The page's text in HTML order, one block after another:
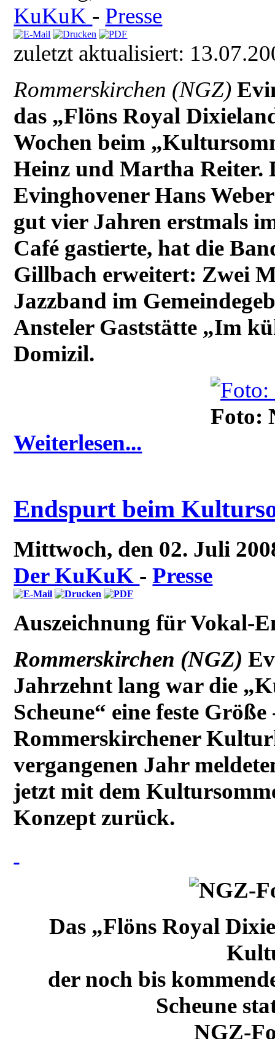
KuKuK - Presse
zuletzt aktualisiert:
Rommerskirchen (NGZ)
das „Flöns Royal
Wochen beim
Heinz und Martha Reiter.
Evinghovener Hans
gut vier Jahren erstmals
Café gastierte, hat die
Gillbach erweitert: Zwei
Jazzband im
Ansteler Gaststätte „Im
Domizil.
Foto:
Weiterlesen...
Endspurt beim
Mittwoch, den 02. Juli
Der KuKuK -Presse
Auszeichnung für Vokal-
Rommerskirchen (NGZ)
Jahrzehnt lang war die
Scheune“ eine feste
Rommerskirchener
vergangenen Jahr
jetzt mit dem
Konzept zurück.
Das „Flöns Royal
der noch bis
Scheune
NGZ-